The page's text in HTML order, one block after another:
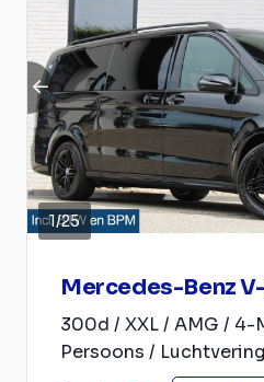
1/25
Mercedes-Benz
300d / XXL / AMG / 4-
Persoons /